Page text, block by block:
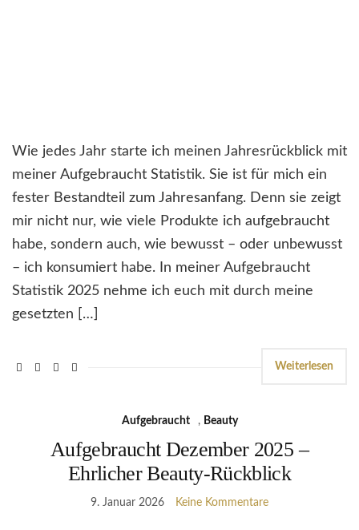
Wie jedes Jahr starte ich meinen Jahresrückblick mit
meiner Aufgebraucht Statistik. Sie ist für mich ein
fester Bestandteil zum Jahresanfang. Denn sie zeigt
mir nicht nur, wie viele Produkte ich aufgebraucht
habe, sondern auch, wie bewusst – oder unbewusst
– ich konsumiert habe. In meiner Aufgebraucht
Statistik 2025 nehme ich euch mit durch meine
gesetzten […]
Weiterlesen
Aufgebraucht , Beauty
Aufgebraucht Dezember 2025 –
Ehrlicher Beauty-Rückblick
9. Januar 2026 Keine Kommentare